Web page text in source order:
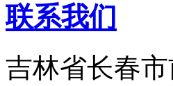
联系我们
吉林省长春